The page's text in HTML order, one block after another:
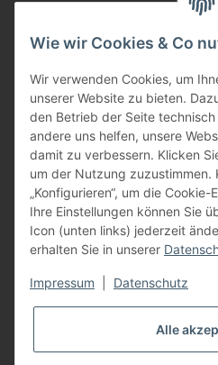
oder über unserKontaktformular
BFT - Autorisierter Fachhändler
Wie wir Cookies & Co
Wir verwenden Cookies, um
unserer Website zu bieten.
den Betrieb der Seite
andere uns helfen, unsere
damit zu verbessern. Klicken
um der Nutzung zuzustimmen.
„Konfigurieren“, um die
Ihre Einstellungen können Sie
Icon (unten links) jederzeit
erhalten Sie in unserer
Impressum Datenschutz
Alle